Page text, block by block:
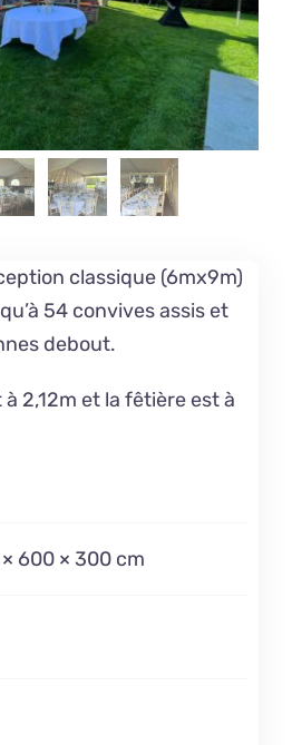
classique (6mx9m)
54 convives assis et
debout.
2,12m et la fêtière est à
600 × 300 cm